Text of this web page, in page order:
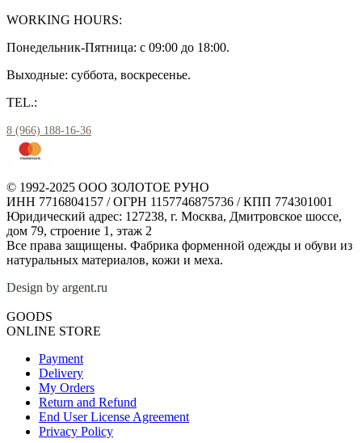
WORKING HOURS:
Понедельник-Пятница: с 09:00 до 18:00.
Выходные: суббота, воскресенье.
TEL.:
8 (966) 188-16-36
© 1992-2025 ООО ЗОЛОТОЕ РУНО
ИНН 7716804157 / ОГРН 1157746875736 / КПП 774301001
Юридический адрес: 127238, г. Москва, Дмитровское шоссе,
дом 79, строение 1, этаж 2
Все права защищены. Фабрика форменной одежды и обуви из
натуральных материалов, кожи и меха.
Design by argent.ru
GOODS
ONLINE STORE
Payment
Delivery
My Orders
Return and Refund
End User License Agreement
Privacy Policy